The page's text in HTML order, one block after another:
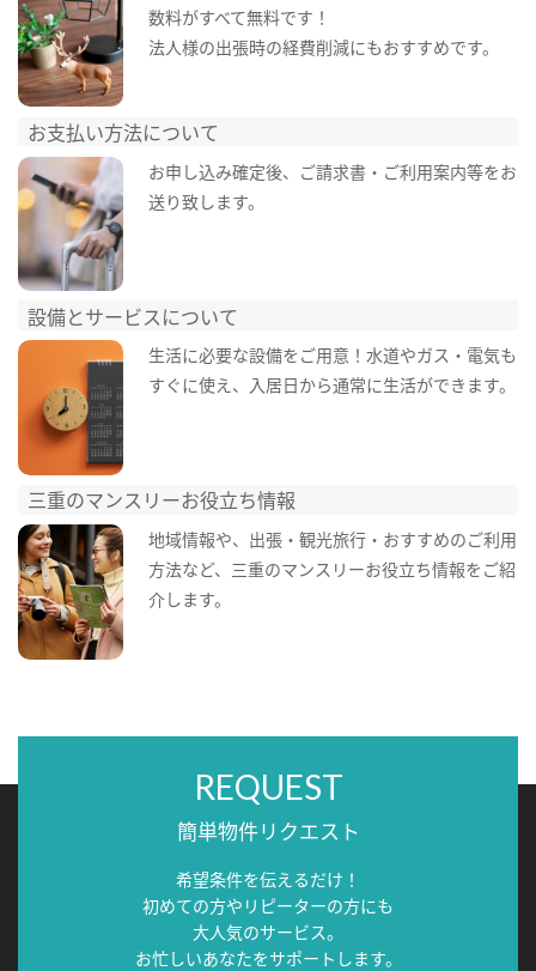
数料がすべて無料です！
法人様の出張時の経費削減にもおすすめです。
お支払い方法について
お申し込み確定後、ご請求書・ご利用案内等をお
送り致します。
設備とサービスについて
生活に必要な設備をご用意！水道やガス・電気も
すぐに使え、入居日から通常に生活ができます。
三重のマンスリーお役立ち情報
地域情報や、出張・観光旅行・おすすめのご利用
方法など、三重のマンスリーお役立ち情報をご紹
介します。
REQUEST
簡単物件リクエスト
希望条件を伝えるだけ！
初めての方やリピーターの方にも
大人気のサービス。
お忙しいあなたをサポートします。